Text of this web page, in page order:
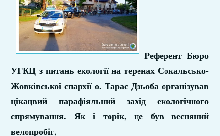
Референт Бюро
УГКЦ з питань екології на теренах Сокальсько-
Жовківської єпархії о. Тарас Дзьоба організував
цікацвий парафіяльний захід екологічного
спрямування. Як і торік, це був весняний
велопробіг,